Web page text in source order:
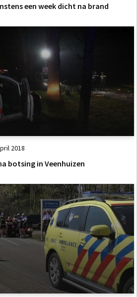
een week dicht na brand
2018
botsing in Veenhuizen